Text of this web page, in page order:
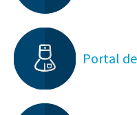
Portal